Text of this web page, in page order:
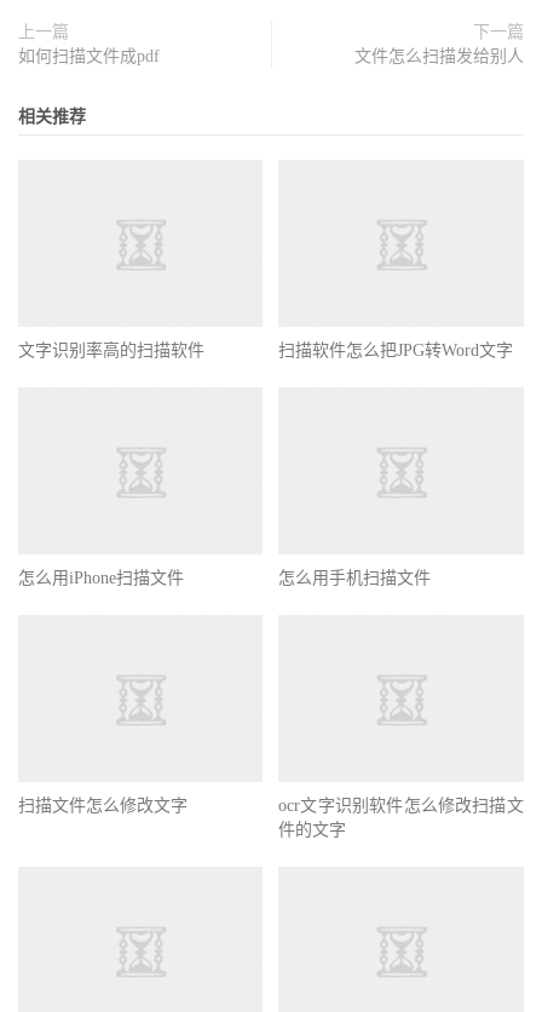
上一篇
如何扫描文件成pdf
下一篇
文件怎么扫描发给别人
相关推荐
文字识别率高的扫描软件 扫描软件怎么把JPG转Word文字
怎么用iPhone扫描文件 怎么用手机扫描文件
扫描文件怎么修改文字
ocr文字识别软件怎么修改扫描文
件的文字